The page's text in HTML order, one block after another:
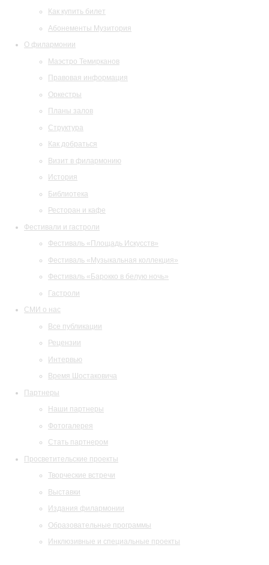
Как купить билет
Абонементы Музитория
О филармонии
Маэстро Темирканов
Правовая информация
Оркестры
Планы залов
Структура
Как добраться
Визит в филармонию
История
Библиотека
Ресторан и кафе
Фестивали и гастроли
Фестиваль «Площадь Искусств»
Фестиваль «Музыкальная коллекция»
Фестиваль «Барокко в белую ночь»
Гастроли
СМИ о нас
Все публикации
Рецензии
Интервью
Время Шостаковича
Партнеры
Наши партнеры
Фотогалерея
Стать партнером
Просветительские проекты
Творческие встречи
Выставки
Издания филармонии
Образовательные программы
Инклюзивные и специальные проекты